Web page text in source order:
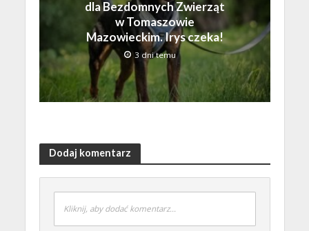
dla Bezdomnych Zwierząt
w Tomaszowie
Mazowieckim. Irys czeka!
3 dni temu
Dodaj komentarz
Kliknij, aby dodać komentarz...